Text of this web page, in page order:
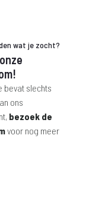
wat je zocht?
bevat slechts
ons
bezoek de
voor nog meer